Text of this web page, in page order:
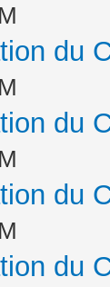
du
du
du
du